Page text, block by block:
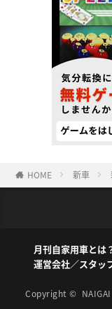
HOME 新車
月刊自家用車とは
運営会社／スタッ
Copyright ©